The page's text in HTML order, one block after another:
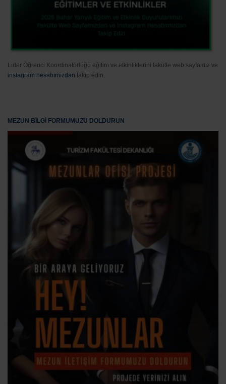
Lider Öğrenci Koordinatörlüğü eğitim ve etkinliklerini fakülte web sayfamız ve
instagram hesabımızdan takip edin.
MEZUN BİLGİ FORMUMUZU DOLDURUN